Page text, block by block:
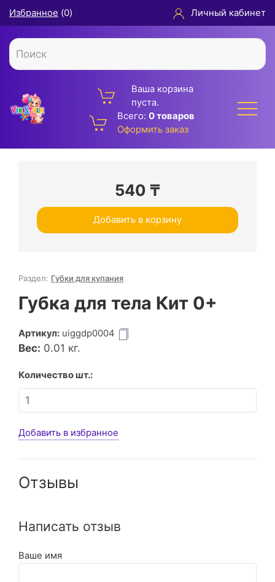
Избранное (0) Личный кабинет
Ваша корзина
пуста.
Всего: 0 товаров
Оформить заказ
540 ₸
Добавить в корзину
Раздел: Губки для купания
Губка для тела Кит 0+
Артикул: uiggdp0004
Вес: 0.01 кг.
Количество шт.:
Добавить в избранное
Отзывы
Написать отзыв
Ваше имя